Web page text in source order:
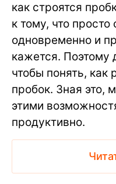
как строятся
к тому, что
одновременно и
кажется. Поэтому
чтобы понять, как
пробок. Зная это,
этими
продуктивно.